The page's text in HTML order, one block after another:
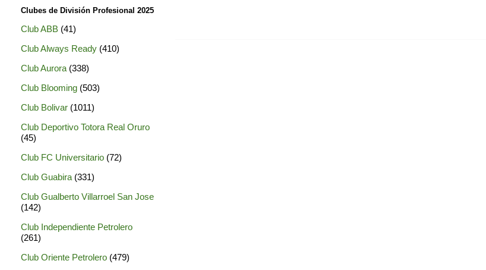
Clubes de División Profesional 2025
Club ABB (41)
Club Always Ready (410)
Club Aurora (338)
Club Blooming (503)
Club Bolivar (1011)
Club Deportivo Totora Real Oruro
(45)
Club FC Universitario (72)
Club Guabira (331)
Club Gualberto Villarroel San Jose
(142)
Club Independiente Petrolero
(261)
Club Oriente Petrolero (479)